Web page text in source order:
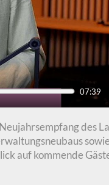
07:39
des
auf kommende